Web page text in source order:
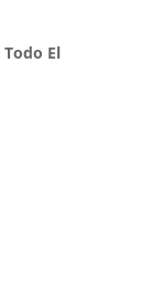
Todo El